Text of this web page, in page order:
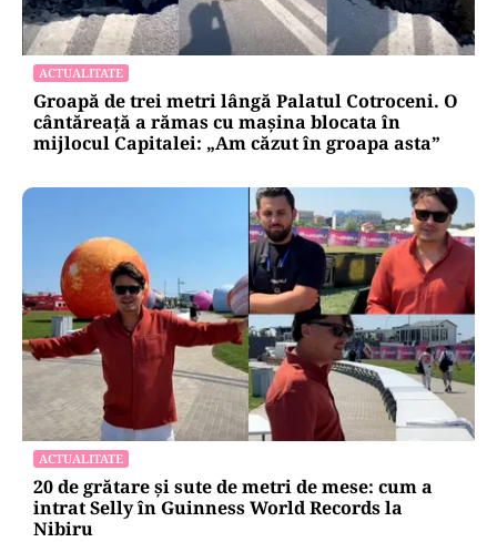
ACTUALITATE
Groapă de trei metri lângă Palatul Cotroceni. O
cântăreață a rămas cu mașina blocata în
mijlocul Capitalei: „Am căzut în groapa asta”
ACTUALITATE
20 de grătare și sute de metri de mese: cum a
intrat Selly în Guinness World Records la
Nibiru